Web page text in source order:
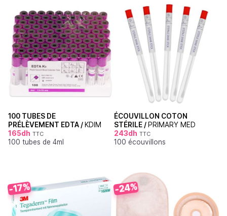
100 TUBES DE
PRÉLÈVEMENT EDTA / KDIM
165dh TTC
100 tubes de 4ml
ÉCOUVILLON COTON
STÉRILE / PRIMARY MED
243dh TTC
100 écouvillons
-17% -24%